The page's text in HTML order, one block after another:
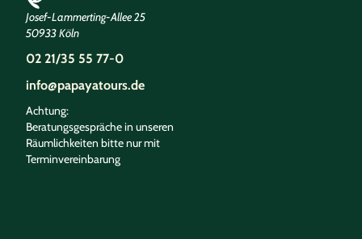
Josef-Lammerting-Allee 25
50933 Köln
02 21/35 55 77-0
info@papayatours.de
Achtung:
Beratungsgespräche in unseren
Räumlichkeiten bitte nur mit
Terminvereinbarung